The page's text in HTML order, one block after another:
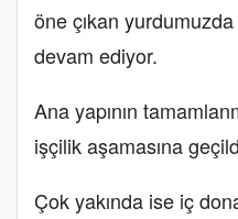
öne çıkan
devam ediyor.
Ana yapının
işçilik aşamasına
Çok yakında ise iç